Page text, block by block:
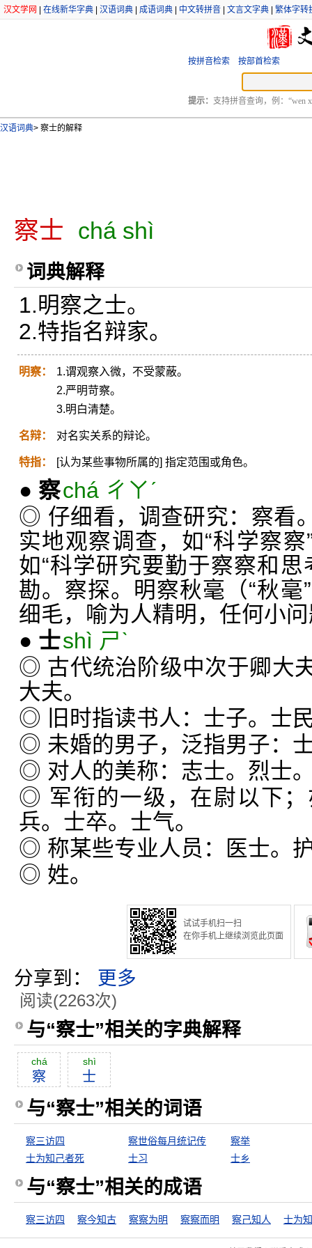
汉文学网 在线新华字典 汉语词典 成语词典 中文转拼音 文言文字典 繁体字转
按拼音检索 按部首检索
提示： 支持拼音查询，例：“wen
汉语词典> 察士的解释
察士 chá shì
词典解释
1.明察之士。
2.特指名辩家。
明察：
1.谓观察入微，不受蒙蔽。
2.严明苛察。
3.明白清楚。
名辩： 对名实关系的辩论。
特指： [认为某些事物所属的] 指定范围或角色。
● 察chá ㄔㄚˊ
◎ 仔细看，调查研究：察看
实地观察调查，如“科学察
如“科学研究要勤于察察和
勘。察探。明察秋毫（“秋
细毛，喻为人精明，任何小
● 士shì ㄕˋ
◎ 古代统治阶级中次于卿大
大夫。
◎ 旧时指读书人：士子。士
◎ 未婚的男子，泛指男子：
◎ 对人的美称：志士。烈士
◎ 军衔的一级，在尉以下
兵。士卒。士气。
◎ 称某些专业人员：医士。
◎ 姓。
试试手机扫一扫
在你手机上继续浏览此页面
分享到： 更多
阅读(2263次)
与“察士”相关的字典解释
chá
察
shì
士
与“察士”相关的词语
察三访四 察世俗每月统记传
察举
士为知己者死
士习 士乡
与“察士”相关的成语
察三访四 察今知古 察察为明 察察而明 察己知人